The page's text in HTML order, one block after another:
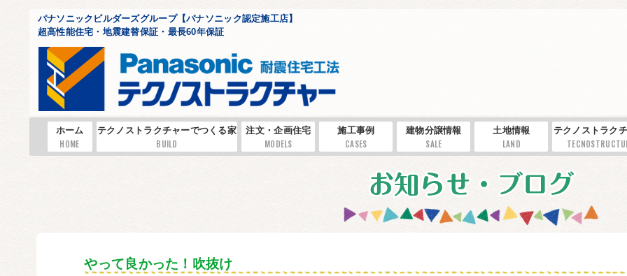
パナソニックビルダーズグループ【パナソニック認定施工店】
超高性能住宅・地震建替保証・最長60年保証
ホーム
HOME
テクノストラクチャーでつくる家
BUILD
注文・企画住宅
MODELS
施工事例
CASES
建物分譲情報
SALE
土地情報
LAND
テクノストラク
やって良かった！吹抜け